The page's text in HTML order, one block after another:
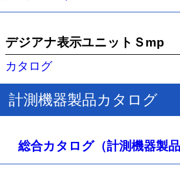
デジアナ表示ユニットＳmp
カタログ
計測機器製品カタログ
総合カタログ（計測機器製